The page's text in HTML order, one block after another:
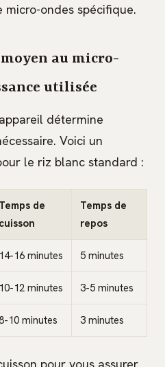
ondes spécifique.
au micro-
utilisée
détermine
Voici un
le riz blanc standard :
Temps de
cuisson
Temps de
repos
14-16 minutes 5 minutes
10-12 minutes 3-5 minutes
10 minutes 3 minutes